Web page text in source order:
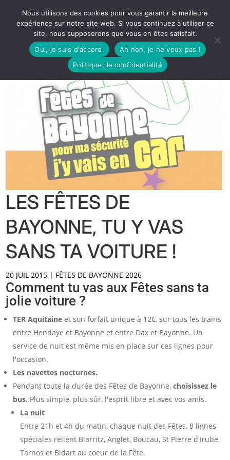
LES FÊTES DE
BAYONNE, TU Y VAS
SANS TA VOITURE !
20 JUIL 2015 | FÊTES DE BAYONNE 2026
Comment tu vas aux Fêtes sans ta
jolie voiture ?
TER Aquitaine et son forfait unique à 12€, sur tous les trains
entre Hendaye et Bayonne et entre Dax et Bayonne. Un
service de nuit est même mis en place sur ces lignes pour
l'occasion.
Les navettes nocturnes.
Pendant toute la durée des Fêtes de Bayonne, choisissez le
bus. Plus simple, plus sûr, l'esprit libre et avec vos amis.
La nuit
Entre 21h et 4h du matin, chaque nuit des Fêtes, 8 lignes
spéciales relient Biarritz, Anglet, Boucau, St Pierre d'Irube,
Tarnos et Bidart au coeur de la Fête.
Nous utilisons des cookies pour vous garantir la meilleure
expérience sur notre site web. Si vous continuez à utiliser ce
site, nous supposerons que vous en êtes satisfait.
Oui, je suis d'accord.
Ah non, je ne veux pas !
Politique de confidentialité